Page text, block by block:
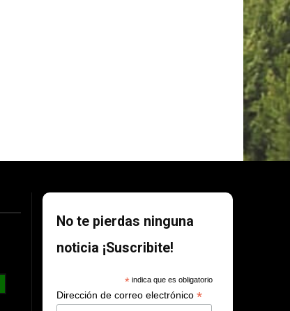
No te pierdas ninguna
noticia ¡Suscribite!
*indica que es obligatorio
Dirección de correo electrónico*